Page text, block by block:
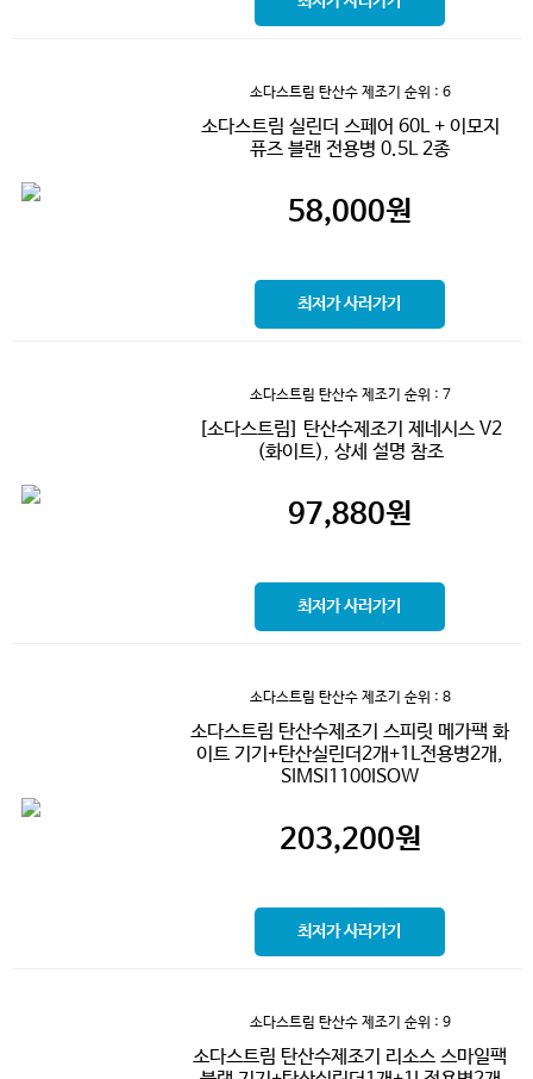
소다스트림 탄산수 제조기 순위 : 6
소다스트림 실린더 스페어 60L + 이모지
퓨즈 블랜 전용병 0.5L 2종
58,000원
최저가 사러가기
소다스트림 탄산수 제조기 순위 : 7
[소다스트림] 탄산수제조기 제네시스 V2
(화이트), 상세 설명 참조
97,880원
최저가 사러가기
소다스트림 탄산수 제조기 순위 : 8
소다스트림 탄산수제조기 스피릿 메가팩 화
이트 기기+탄산실린더2개+1L전용병2개,
SIMSI1100ISOW
203,200원
최저가 사러가기
소다스트림 탄산수 제조기 순위 : 9
소다스트림 탄산수제조기 리소스 스마일팩